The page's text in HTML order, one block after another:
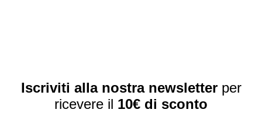
Iscriviti alla nostra newsletterper
ricevere il 10€ di sconto